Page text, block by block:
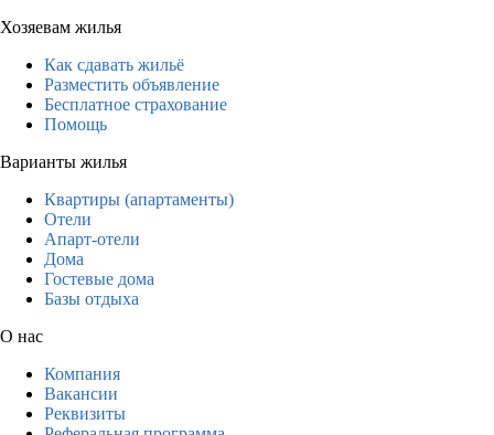
Хозяевам жилья
Как сдавать жильё
Разместить объявление
Бесплатное страхование
Помощь
Варианты жилья
Квартиры (апартаменты)
Отели
Апарт-отели
Дома
Гостевые дома
Базы отдыха
О нас
Компания
Вакансии
Реквизиты